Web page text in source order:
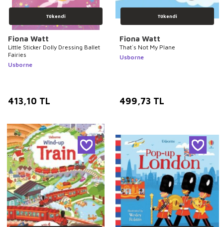
Tükendi
Fiona Watt
Little Sticker Dolly Dressing Ballet
Fairies
Usborne
413,10 TL
Tükendi
Fiona Watt
That`s Not My Plane
Usborne
499,73 TL